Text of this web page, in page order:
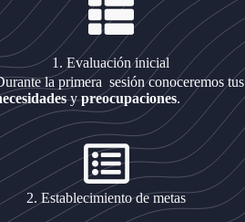
1. Evaluación inicial
la primera sesión conoceremos tus
ypreocupaciones.
2. Establecimiento de metas